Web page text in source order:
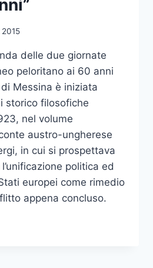
2015
delle due giornate
peloritano ai 60 anni
Messina è iniziata
storico filosofiche
nel volume
austro-ungherese
in cui si prospettava
politica ed
europei come rimedio
appena concluso.